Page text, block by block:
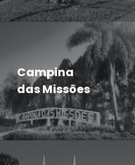
Campina
das Missões